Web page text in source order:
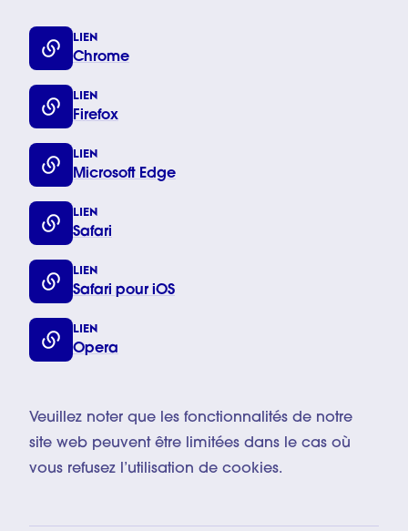
LIEN
Chrome
LIEN
Firefox
LIEN
Microsoft Edge
LIEN
Safari
LIEN
Safari pour iOS
LIEN
Opera
Veuillez noter que les fonctionnalités de notre
site web peuvent être limitées dans le cas où
vous refusez l’utilisation de cookies.